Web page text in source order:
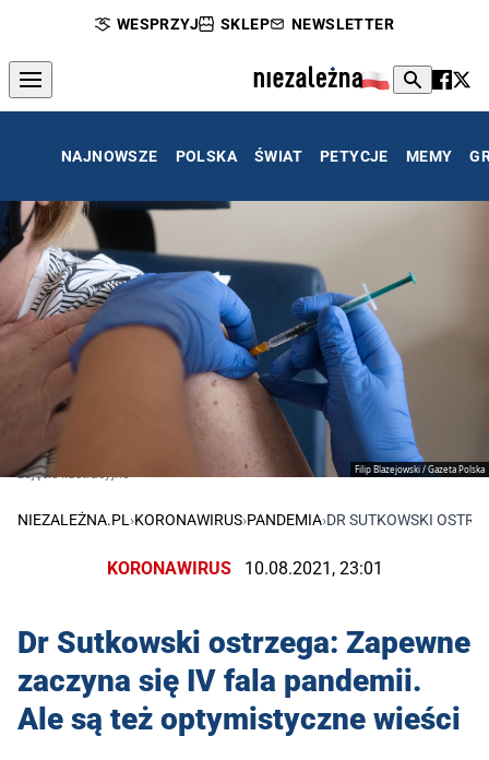
WESPRZYJ SKLEP NEWSLETTER
NAJNOWSZE POLSKA ŚWIAT PETYCJE MEMY
Filip Blazejowski / Gazeta Polska
zdjęcie ilustracyjne
NIEZALEŻNA.PL›KORONAWIRUS›PANDEMIA›DR SUTKOWSKI
KORONAWIRUS 10.08.2021, 23:01
Dr Sutkowski ostrzega: Zapewne
zaczyna się IV fala pandemii.
Ale są też optymistyczne wieści